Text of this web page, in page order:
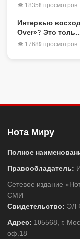
👁 18358 просмотров
Интервью
Over»? Это толь...
👁 17689 просмотров
Нота Миру
Полное
Правообладатель:
Сетевое издание
СМИ
Свидетельство: ЭЛ
Адрес: 105568, г.
оф.18